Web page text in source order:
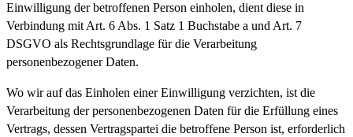
Einwilligung der betroffenen Person einholen, dient diese in
Verbindung mit Art. 6 Abs. 1 Satz 1 Buchstabe a und Art. 7
DSGVO als Rechtsgrundlage für die Verarbeitung
personenbezogener Daten.
Wo wir auf das Einholen einer Einwilligung verzichten, ist die
Verarbeitung der personenbezogenen Daten für die Erfüllung eines
Vertrags, dessen Vertragspartei die betroffene Person ist, erforderlich